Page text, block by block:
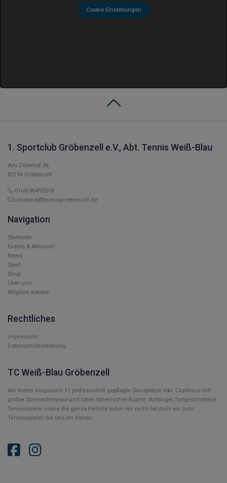
Cookie Einstellungen
1. Sportclub Gröbenzell e.V., Abt. Tennis Weiß-Blau
Am Zillerhof 26
82194 Gröbenzell
0160/96492518
vorstand@tennisgroebenzell.de
Navigation
Startseite
Events & Aktionen
News
Sport
Shop
Über uns
Mitglied werden
Rechtliches
Impressum
Datenschutzerklärung
TC Weiß-Blau Gröbenzell
Wir bieten insgesamt 11 professionell gepflegte Sandplätze inkl. Clubhaus mit
großer Sonnenterrasse und toller italienischer Küche. Anfänger, fortgeschrittene
Tennisspieler sowie die ganze Familie laden wir recht herzlich ein zum
Tennisspielen bei uns im Verein.